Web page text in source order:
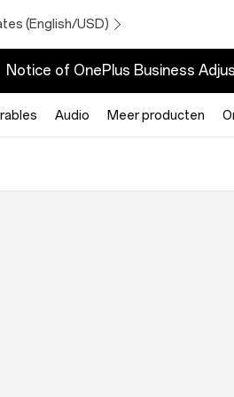
(English/USD)
Notice of OnePlus Business
Audio Meer producten